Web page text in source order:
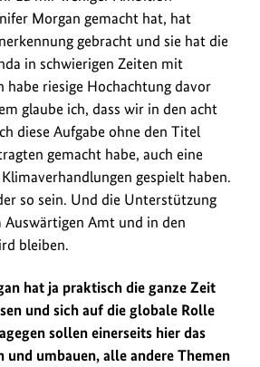
Morgan gemacht hat, hat
gebracht und sie hat die
in schwierigen Zeiten mit
habe riesige Hochachtung davor
glaube ich, dass wir in den acht
diese Aufgabe ohne den Titel
gemacht habe, auch eine
gespielt haben.
so sein. Und die Unterstützung
Amt und in den
bleiben.
hat ja praktisch die ganze Zeit
und sich auf die globale Rolle
sollen einerseits hier das
umbauen, alle andere Themen